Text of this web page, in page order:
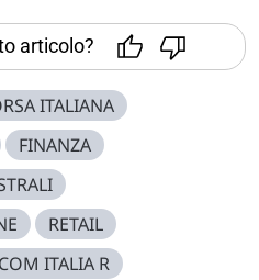
articolo?
ITALIANA
FINANZA
RETAIL
ITALIA R